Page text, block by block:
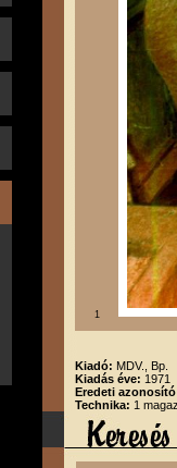
1
Kiadó: MDV., Bp.
Kiadás éve: 1971
Eredeti
Technika: 1